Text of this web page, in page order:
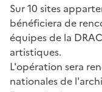
Sur 10 sites
bénéficiera de
équipes de la
artistiques.
L'opération sera
nationales de